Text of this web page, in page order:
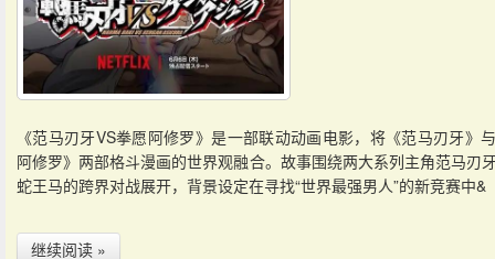
《范马刃牙VS拳愿阿修罗》是一部联动动画电影，将《范马刃牙》
阿修罗》两部格斗漫画的世界观融合。故事围绕两大系列主角范马刃
蛇王马的跨界对战展开，背景设定在寻找“世界最强男人”的新竞赛中&
继续阅读 »